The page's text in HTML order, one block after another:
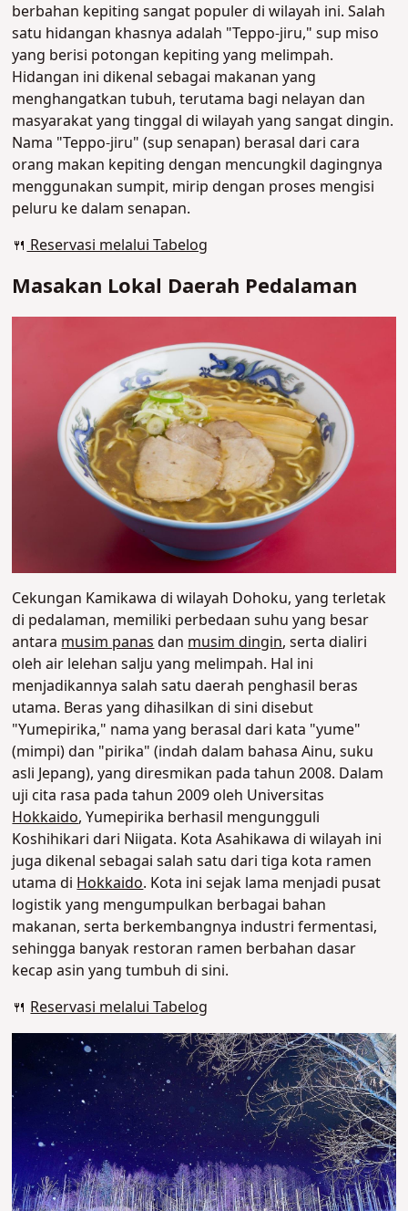
berbahan kepiting sangat populer di wilayah ini. Salah
satu hidangan khasnya adalah "Teppo-jiru," sup miso
yang berisi potongan kepiting yang melimpah.
Hidangan ini dikenal sebagai makanan yang
menghangatkan tubuh, terutama bagi nelayan dan
masyarakat yang tinggal di wilayah yang sangat dingin.
Nama "Teppo-jiru" (sup senapan) berasal dari cara
orang makan kepiting dengan mencungkil dagingnya
menggunakan sumpit, mirip dengan proses mengisi
peluru ke dalam senapan.
🍴 Reservasi melalui Tabelog
Masakan Lokal Daerah Pedalaman
Cekungan Kamikawa di wilayah Dohoku, yang terletak
di pedalaman, memiliki perbedaan suhu yang besar
antara musim panas dan musim dingin, serta dialiri
oleh air lelehan salju yang melimpah. Hal ini
menjadikannya salah satu daerah penghasil beras
utama. Beras yang dihasilkan di sini disebut
"Yumepirika," nama yang berasal dari kata "yume"
(mimpi) dan "pirika" (indah dalam bahasa Ainu, suku
asli Jepang), yang diresmikan pada tahun 2008. Dalam
uji cita rasa pada tahun 2009 oleh Universitas
Hokkaido, Yumepirika berhasil mengungguli
Koshihikari dari Niigata. Kota Asahikawa di wilayah ini
juga dikenal sebagai salah satu dari tiga kota ramen
utama di Hokkaido. Kota ini sejak lama menjadi pusat
logistik yang mengumpulkan berbagai bahan
makanan, serta berkembangnya industri fermentasi,
sehingga banyak restoran ramen berbahan dasar
kecap asin yang tumbuh di sini.
🍴 Reservasi melalui Tabelog